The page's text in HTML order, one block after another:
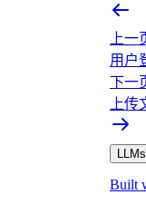
上一
用户
下一
上传
Built